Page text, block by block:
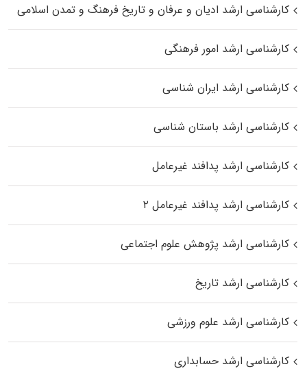
کارشناسی ارشد ادیان و عرفان و تاریخ فرهنگ و تمدن اسلامی
کارشناسی ارشد امور فرهنگی
کارشناسی ارشد ایران شناسی
کارشناسی ارشد باستان شناسی
کارشناسی ارشد پدافند غیرعامل
کارشناسی ارشد پدافند غیرعامل ۲
کارشناسی ارشد پژوهش علوم اجتماعی
کارشناسی ارشد تاریخ
کارشناسی ارشد علوم ورزشی
کارشناسی ارشد حسابداری